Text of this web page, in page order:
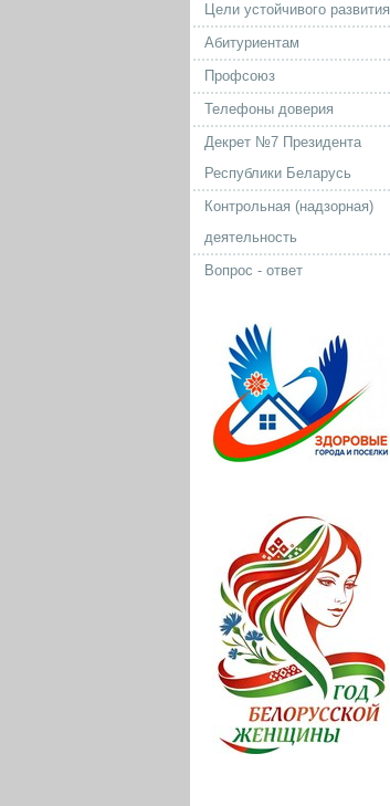
Цели устойчивого развития
Абитуриентам
Профсоюз
Телефоны доверия
Декрет №7 Президента
Республики Беларусь
Контрольная (надзорная)
деятельность
Вопрос - ответ